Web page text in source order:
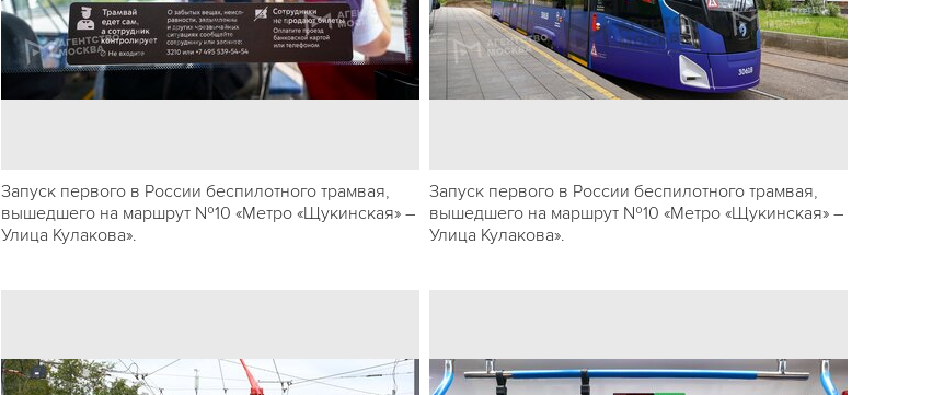
Запуск первого в России беспилотного трамвая,
вышедшего на маршрут №10 «Метро «Щукинская» –
Улица Кулакова».
Запуск первого в России беспилотного трамвая,
вышедшего на маршрут №10 «Метро «Щукинская» –
Улица Кулакова».